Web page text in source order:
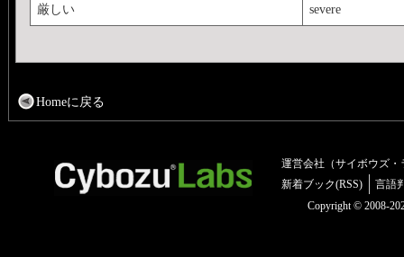
厳しい severe
Homeに戻る
運営会社（サイボウズ・
新着ブック(RSS)
言語
Copyright © 2008-